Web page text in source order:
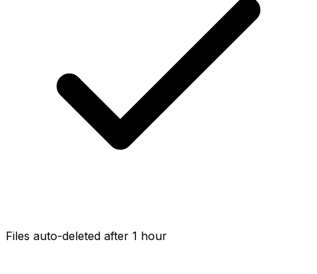
Files auto-deleted after 1 hour